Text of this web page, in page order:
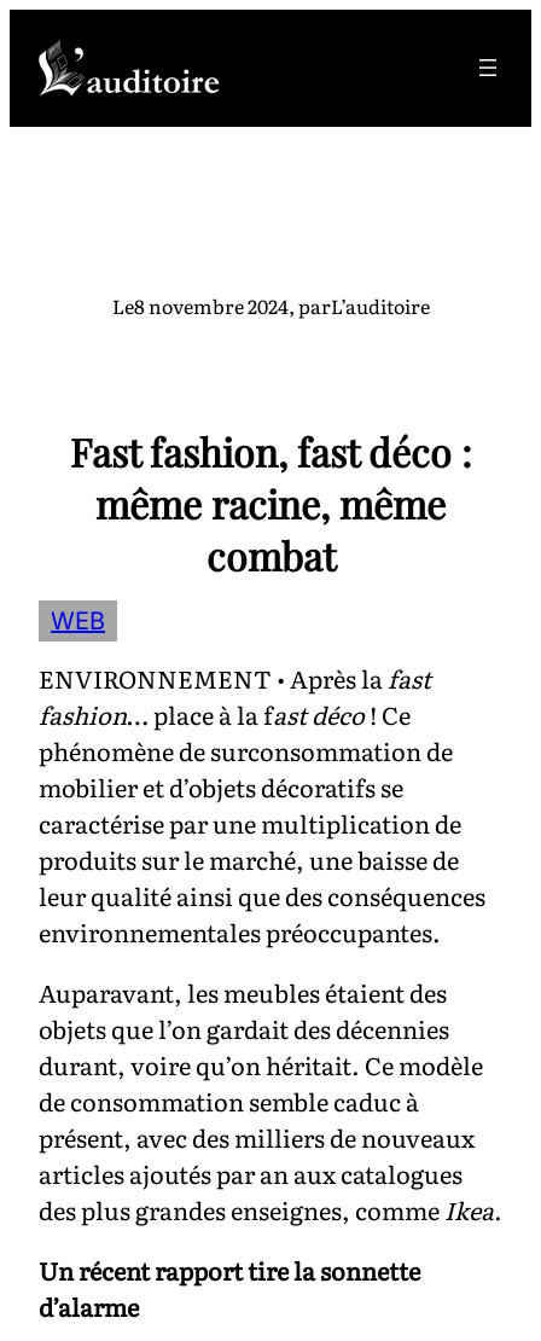
contenu
Le8 novembre 2024, parL’auditoire
Fast fashion, fast déco :
même racine, même
combat
WEB
ENVIRONNEMENT • Après lafast
fashion… place à la fast déco! Ce
phénomène de surconsommation de
mobilier et d’objets décoratifs se
caractérise par une multiplication de
produits sur le marché, une baisse de
leur qualité ainsi que des conséquences
environnementales préoccupantes.
Auparavant, les meubles étaient des
objets que l’on gardait des décennies
durant, voire qu’on héritait. Ce modèle
de consommation semble caduc à
présent, avec des milliers de nouveaux
articles ajoutés par an aux catalogues
des plus grandes enseignes, commeIkea.
Un récent rapport tire la sonnette
d’alarme